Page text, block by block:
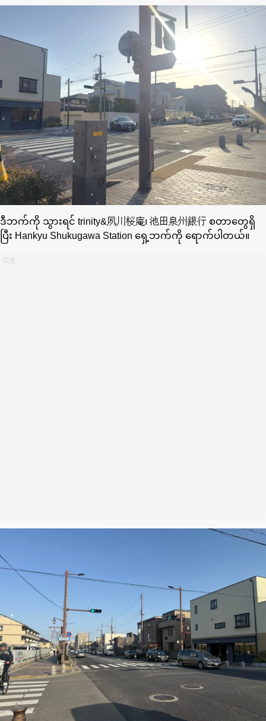
ဒီဘက်ကို သွားရင် trinity&夙川桜庵၊ 池田泉州銀行 စတာတွေရှိ
ပြီး Hankyu Shukugawa Station ရှေ့ဘက်ကို ရောက်ပါတယ်။